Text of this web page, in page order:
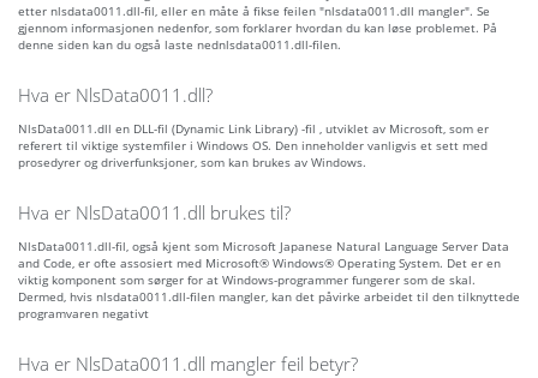
etter nlsdata0011.dll-fil, eller en måte å fikse feilen "nlsdata0011.dll mangler". Se
gjennom informasjonen nedenfor, som forklarer hvordan du kan løse problemet. På
denne siden kan du også laste nednlsdata0011.dll-filen.
Hva er NlsData0011.dll?
NlsData0011.dll en DLL-fil (Dynamic Link Library) -fil , utviklet av Microsoft, som er
referert til viktige systemfiler i Windows OS. Den inneholder vanligvis et sett med
prosedyrer og driverfunksjoner, som kan brukes av Windows.
Hva er NlsData0011.dll brukes til?
NlsData0011.dll-fil, også kjent som Microsoft Japanese Natural Language Server Data
and Code, er ofte assosiert med Microsoft® Windows® Operating System. Det er en
viktig komponent som sørger for at Windows-programmer fungerer som de skal.
Dermed, hvis nlsdata0011.dll-filen mangler, kan det påvirke arbeidet til den tilknyttede
programvaren negativt
Hva er NlsData0011.dll mangler feil betyr?